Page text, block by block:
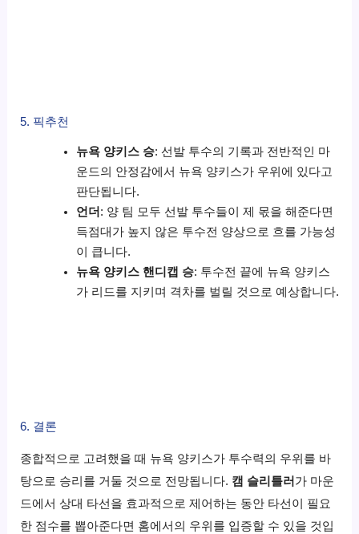
5. 픽추천
뉴욕 양키스 승: 선발 투수의 기록과 전반적인 마
운드의 안정감에서 뉴욕 양키스가 우위에 있다고
판단됩니다.
언더 : 양 팀 모두 선발 투수들이 제 몫을 해준다면
득점대가 높지 않은 투수전 양상으로 흐를 가능성
이 큽니다.
뉴욕 양키스 핸디캡 승: 투수전 끝에 뉴욕 양키스
가 리드를 지키며 격차를 벌릴 것으로 예상합니다.
6. 결론
종합적으로 고려했을 때 뉴욕 양키스가 투수력의 우위를 바
탕으로 승리를 거둘 것으로 전망됩니다. 캠 슬리틀러 가 마운
드에서 상대 타선을 효과적으로 제어하는 동안 타선이 필요
한 점수를 뽑아준다면 홈에서의 우위를 입증할 수 있을 것입